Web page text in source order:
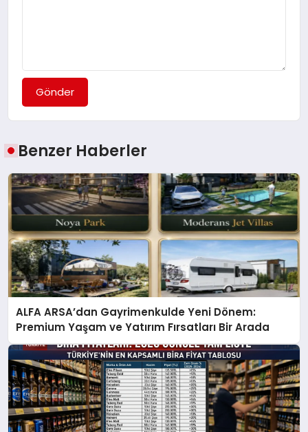
Gönder
Benzer Haberler
ALFA ARSA’dan Gayrimenkulde Yeni Dönem:
Premium Yaşam ve Yatırım Fırsatları Bir Arada